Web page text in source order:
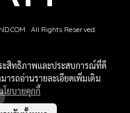
All Rights Reserved.
ะสิทธิภาพและประสบการณ์ที่ดี
ารถอ่านรายละเอียดเพิ่มเติม
โยบายคุกกี้